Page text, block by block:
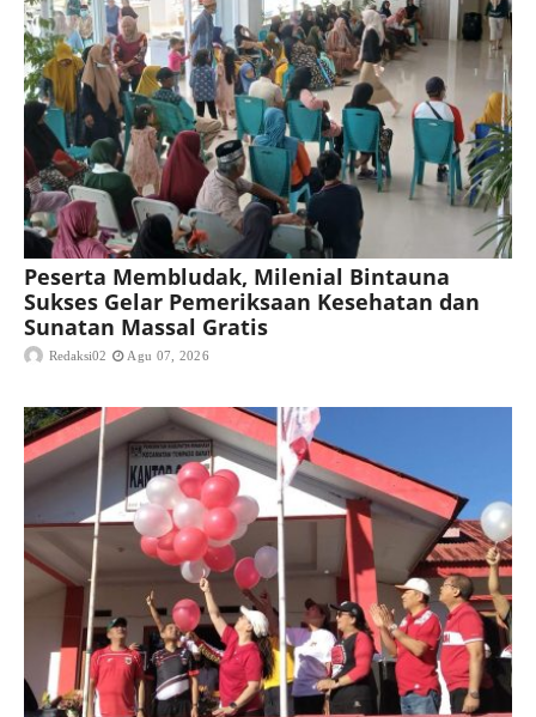
Peserta Membludak, Milenial Bintauna
Sukses Gelar Pemeriksaan Kesehatan dan
Sunatan Massal Gratis
Redaksi02 Agu 07, 2026